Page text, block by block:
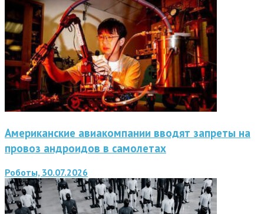
Американские авиакомпании вводят запреты на
провоз андроидов в самолетах
Роботы, 30.07.2026